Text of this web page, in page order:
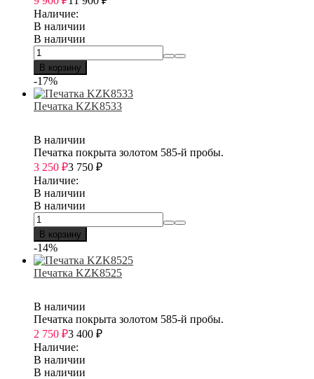
Наличие:
В наличии
В наличии
В корзину
-17%
Печатка KZK8533
В наличии
Печатка покрыта золотом 585-й пробы.
3 250 ₽3 750 ₽
Наличие:
В наличии
В наличии
В корзину
-14%
Печатка KZK8525
В наличии
Печатка покрыта золотом 585-й пробы.
2 750 ₽3 400 ₽
Наличие:
В наличии
В наличии